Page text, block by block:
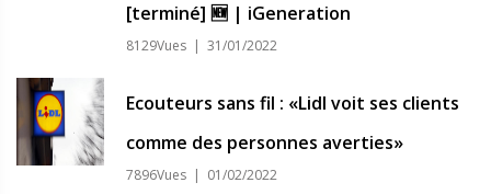
[terminé] 🆕 | iGeneration
8129Vues | 31/01/2022
Ecouteurs sans fil : «Lidl voit ses clients
comme des personnes averties»
7896Vues | 01/02/2022